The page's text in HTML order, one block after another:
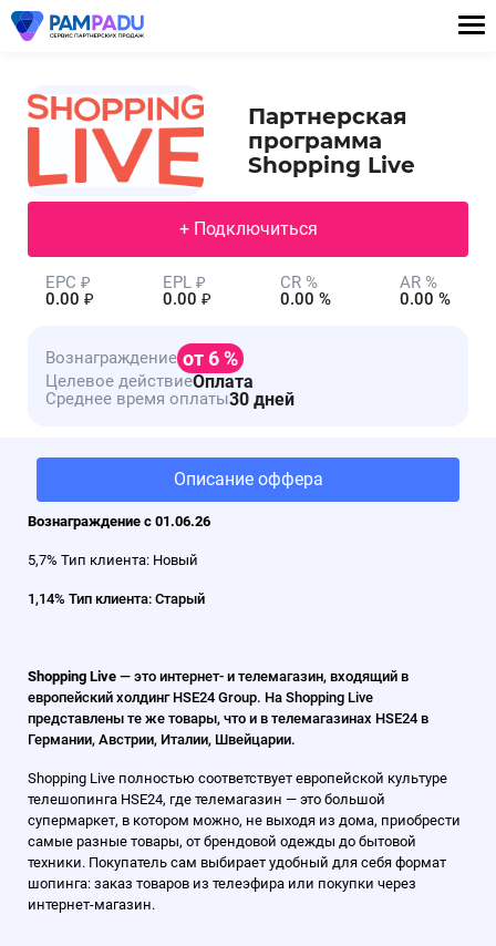
Партнерская
программа
Shopping Live
+ Подключиться
EPC ₽
0.00 ₽
EPL ₽
0.00 ₽
CR %
0.00 %
AR %
0.00 %
Вознаграждение от 6 %
Целевое действиеОплата
Среднее время оплаты30 дней
Описание оффера
Вознаграждение с 01.06.26
5,7% Тип клиента: Новый
1,14% Тип клиента: Старый
Shopping Live — это интернет- и телемагазин, входящий в
европейский холдинг HSE24 Group. На Shopping Live
представлены те же товары, что и в телемагазинах HSE24 в
Германии, Австрии, Италии, Швейцарии.
Shopping Live полностью соответствует европейской культуре
телешопинга HSE24, где телемагазин — это большой
супермаркет, в котором можно, не выходя из дома, приобрести
самые разные товары, от брендовой одежды до бытовой
техники. Покупатель сам выбирает удобный для себя формат
шопинга: заказ товаров из телеэфира или покупки через
интернет-магазин.